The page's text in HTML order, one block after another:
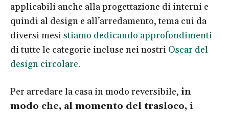
applicabili anche alla progettazione di interni e
quindi al design e all’arredamento, tema cui da
diversi mesistiamo dedicando approfondimenti
di tutte le categorie incluse nei nostri Oscar del
design circolare.
Per arredare la casa in modo reversibile, in
modo che, al momento del trasloco, i